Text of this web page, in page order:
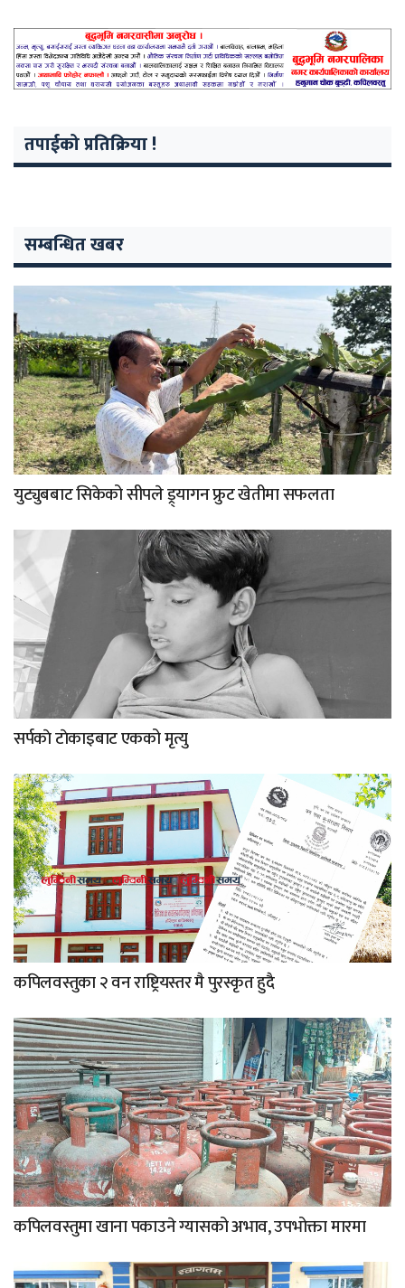
तपाईको प्रतिक्रिया !
सम्बन्धित खबर
युट्युबबाट सिकेको सीपले ड्र्यागन फ्रुट खेतीमा सफलता
सर्पकाे टाेकाइबाट एकको मृत्यु
कपिलवस्तुका २ वन राष्ट्रियस्तर मै पुरस्कृत हुदै
कपिलवस्तुमा खाना पकाउने ग्यासको अभाव, उपभोक्ता मारमा